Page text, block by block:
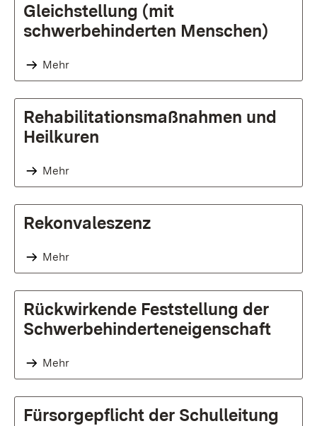
Gleichstellung (mit
schwerbehinderten Menschen)
Mehr
Rehabilitationsmaßnahmen und
Heilkuren
Mehr
Rekonvaleszenz
Mehr
Rückwirkende Feststellung der
Schwerbehinderteneigenschaft
Mehr
Fürsorgepflicht der Schulleitung